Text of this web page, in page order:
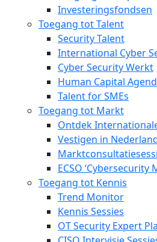
Investeringsfondsen
Toegang tot Talent
Security Talent
International Cyber
Cyber Security Werkt
Human Capital
Talent for SMEs
Toegang tot Markt
Ontdek
Vestigen in
ECSO
Toegang tot Kennis
Trend Monitor
Kennis Sessies
OT Security Expert